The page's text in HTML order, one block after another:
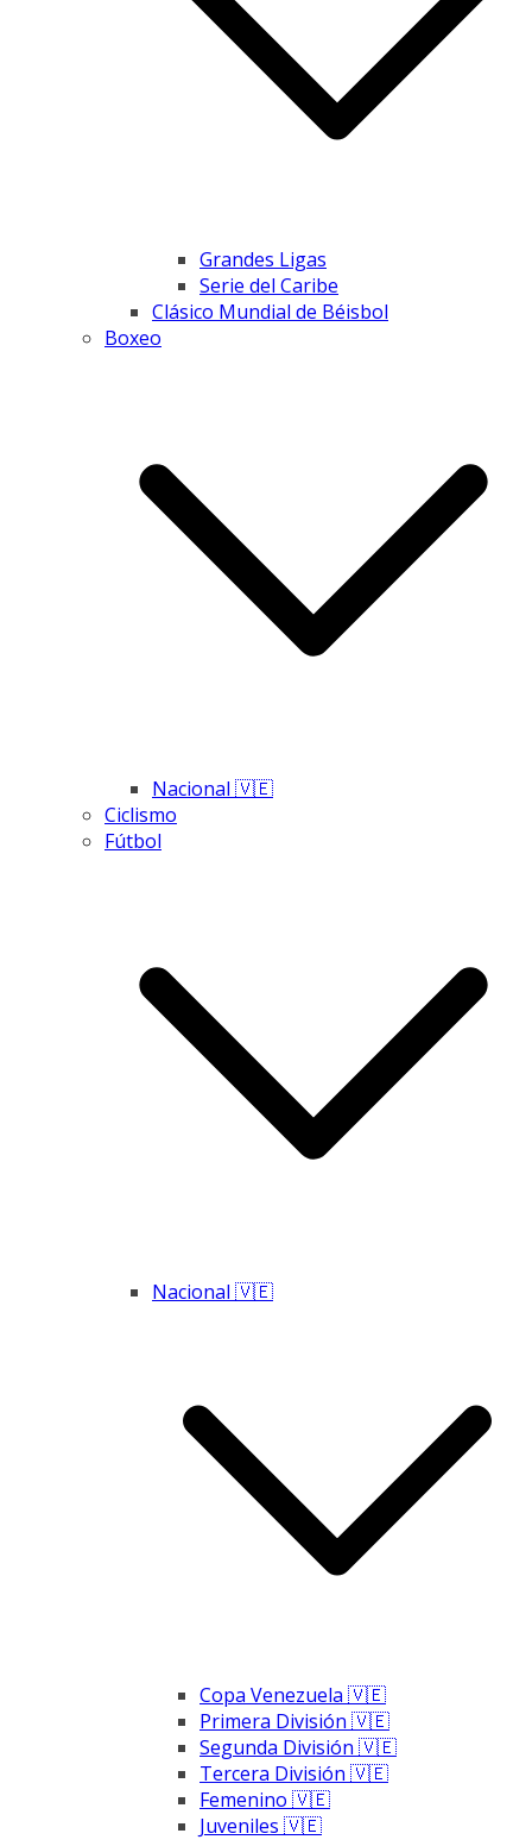
Grandes Ligas
Serie del Caribe
Clásico Mundial de Béisbol
Boxeo
Nacional 🇻🇪
Ciclismo
Fútbol
Nacional 🇻🇪
Copa Venezuela 🇻🇪
Primera División 🇻🇪
Segunda División 🇻🇪
Tercera División 🇻🇪
Femenino 🇻🇪
Juveniles 🇻🇪